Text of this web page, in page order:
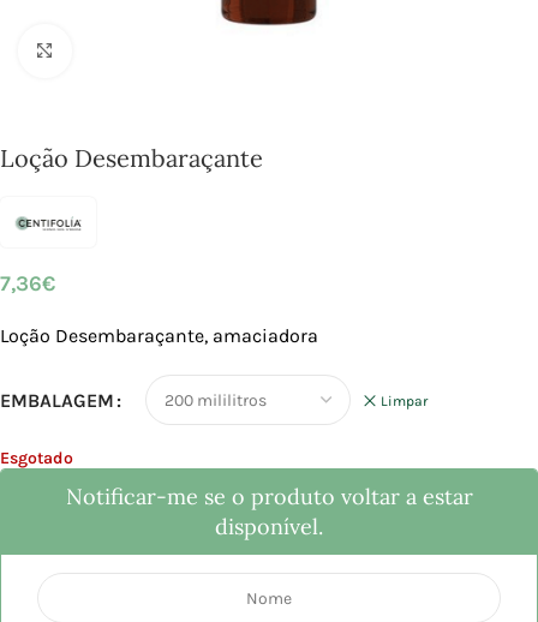
Loção Desembaraçante
7,36€
Loção Desembaraçante, amaciadora
EMBALAGEM Limpar
Esgotado
Notificar-me se o produto voltar a estar
disponível.